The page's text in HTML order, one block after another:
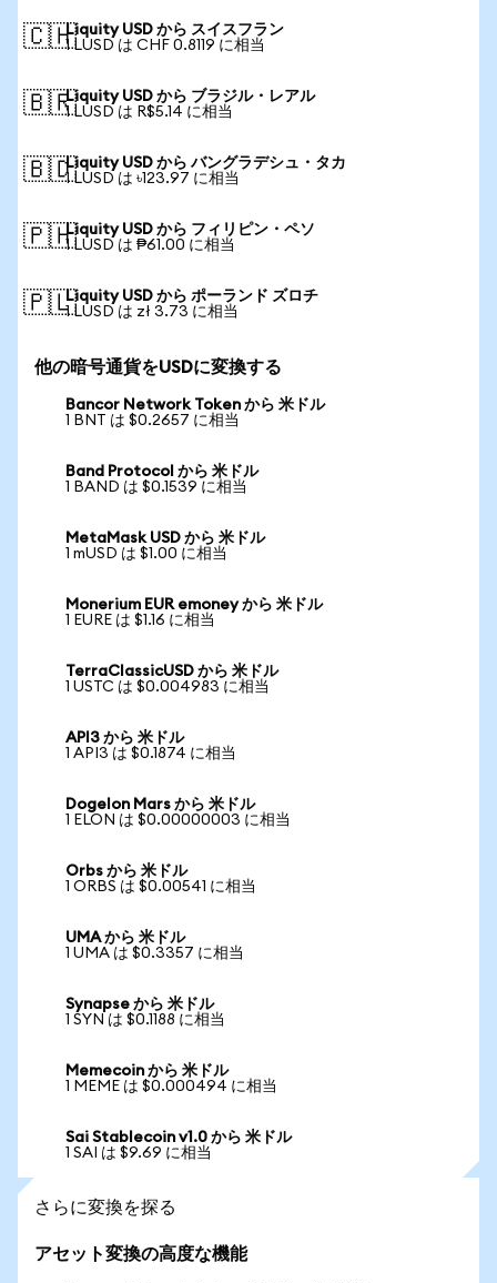
🇨🇭Liquity USD から スイスフラン
1 LUSD は CHF 0.8119 に相当
🇧🇷Liquity USD から ブラジル・レアル
1 LUSD は R$5.14 に相当
🇧🇩Liquity USD から バングラデシュ・タカ
1 LUSD は ৳123.97 に相当
🇵🇭Liquity USD から フィリピン・ペソ
1 LUSD は ₱61.00 に相当
🇵🇱Liquity USD から ポーランド ズロチ
1 LUSD は zł 3.73 に相当
他の暗号通貨をUSDに変換する
Bancor Network Token から 米ドル
1 BNT は $0.2657 に相当
Band Protocol から 米ドル
1 BAND は $0.1539 に相当
MetaMask USD から 米ドル
1 mUSD は $1.00 に相当
Monerium EUR emoney から 米ドル
1 EURE は $1.16 に相当
TerraClassicUSD から 米ドル
1 USTC は $0.004983 に相当
API3 から 米ドル
1 API3 は $0.1874 に相当
Dogelon Mars から 米ドル
1 ELON は $0.00000003 に相当
Orbs から 米ドル
1 ORBS は $0.00541 に相当
UMA から 米ドル
1 UMA は $0.3357 に相当
Synapse から 米ドル
1 SYN は $0.1188 に相当
Memecoin から 米ドル
1 MEME は $0.000494 に相当
Sai Stablecoin v1.0 から 米ドル
1 SAI は $9.69 に相当
さらに変換を探る
アセット変換の高度な機能